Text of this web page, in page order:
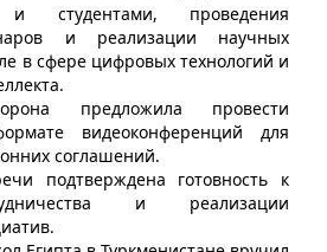
и студентами, проведения
и реализации научных
в сфере цифровых технологий и
предложила провести
видеоконференций для
соглашений.
подтверждена готовность к
и реализации